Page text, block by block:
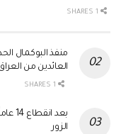
منفذ البوكمال
العائدين من
بعد
الزور